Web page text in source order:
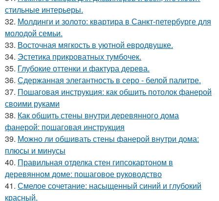
стильные интерьеры.
32. Молдинги и золото: квартира в Санкт-петербурге для
молодой семьи.
33. Восточная мягкость в уютной евродвушке.
34. Эстетика прикроватных тумбочек.
35. Глубокие оттенки и фактура дерева.
36. Сдержанная элегантность в серо - белой палитре.
37. Пошаговая инструкция: как обшить потолок фанерой
своими руками
38. Как обшить стены внутри деревянного дома
фанерой: пошаговая инструкция
39. Можно ли обшивать стены фанерой внутри дома:
плюсы и минусы
40. Правильная отделка стен гипсокартоном в
деревянном доме: пошаговое руководство
41. Смелое сочетание: насыщенный синий и глубокий
красный.